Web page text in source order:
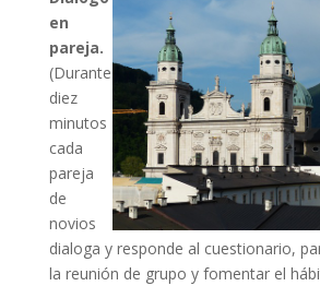
en
pareja.
(Durante
diez
minutos
cada
pareja
de
novios
dialoga y responde al cuestionario,
la reunión de grupo y fomentar el